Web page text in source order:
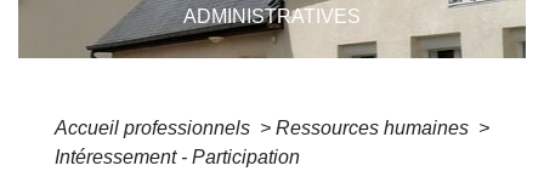
ADMINISTRATIVES
Accueil professionnels > Ressources humaines >
Intéressement - Participation